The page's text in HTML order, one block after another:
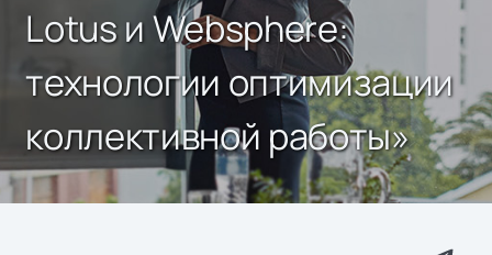
Lotus и Websphere:
технологии оптимизации
коллективной работы»